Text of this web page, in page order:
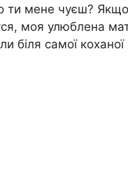
ти мене чуєш?
моя улюблена
біля самої коханої